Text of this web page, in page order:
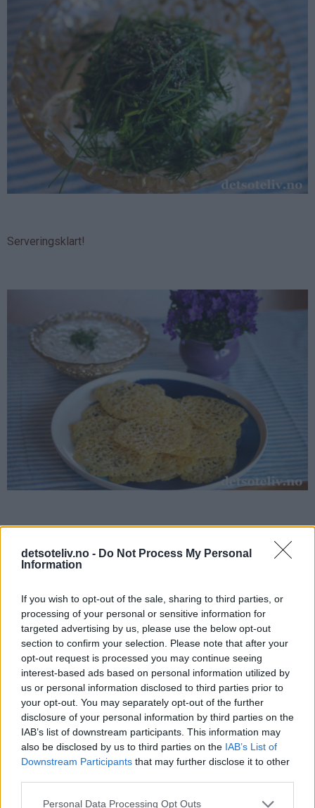
detsoteliv.no - Do Not Process My Personal
Information
If you wish to opt-out of the sale, sharing to third parties, or
processing of your personal or sensitive information for
targeted advertising by us, please use the below opt-out
section to confirm your selection. Please note that after your
opt-out request is processed you may continue seeing
interest-based ads based on personal information utilized by
us or personal information disclosed to third parties prior to
your opt-out. You may separately opt-out of the further
disclosure of your personal information by third parties on the
IAB’s list of downstream participants. This information may
also be disclosed by us to third parties on the IAB’s List of
Downstream Participants that may further disclose it to other
Personal Data Processing Opt Outs
Serveringsklart!